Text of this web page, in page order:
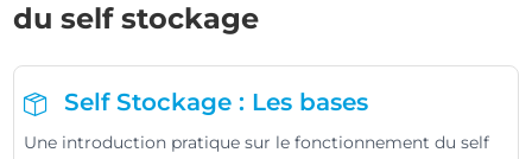
du self stockage
Self Stockage : Les bases
Une introduction pratique sur le fonctionnement du self